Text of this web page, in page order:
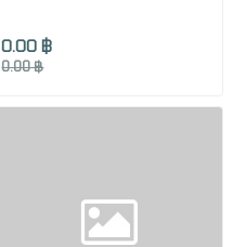
0.00 ฿
0.00 ฿